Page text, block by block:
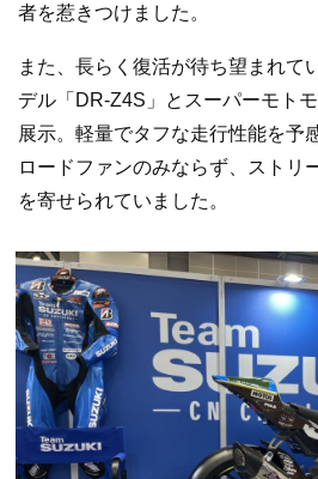
者を惹きつけました。
また、長らく復活が待ち望まれて
デル「DR-Z4S」とスーパーモト
展示。軽量でタフな走行性能を予
ロードファンのみならず、ストリ
を寄せられていました。